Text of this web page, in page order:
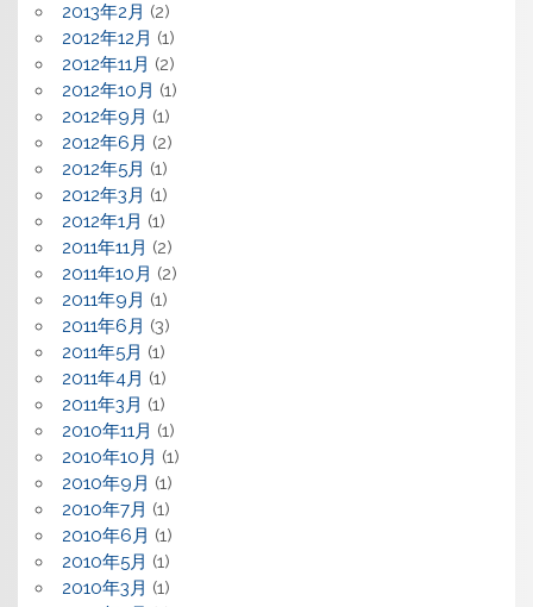
2013年2月 (2)
2012年12月 (1)
2012年11月 (2)
2012年10月 (1)
2012年9月 (1)
2012年6月 (2)
2012年5月 (1)
2012年3月 (1)
2012年1月 (1)
2011年11月 (2)
2011年10月 (2)
2011年9月 (1)
2011年6月 (3)
2011年5月 (1)
2011年4月 (1)
2011年3月 (1)
2010年11月 (1)
2010年10月 (1)
2010年9月 (1)
2010年7月 (1)
2010年6月 (1)
2010年5月 (1)
2010年3月 (1)